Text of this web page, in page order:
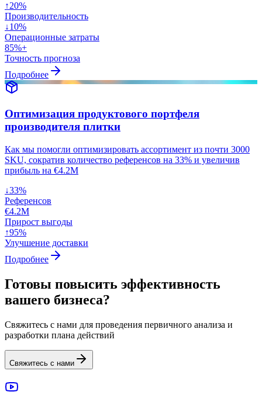
↑20%
Производительность
↓10%
Операционные затраты
85%+
Точность прогноза
Подробнее
Оптимизация продуктового портфеля
производителя плитки
Как мы помогли оптимизировать ассортимент из почти 3000
SKU, сократив количество референсов на 33% и увеличив
прибыль на €4.2M
↓33%
Референсов
€4.2M
Прирост выгоды
↑95%
Улучшение доставки
Подробнее
Готовы повысить эффективность
вашего бизнеса?
Свяжитесь с нами для проведения первичного анализа и
разработки плана действий
Свяжитесь с нами